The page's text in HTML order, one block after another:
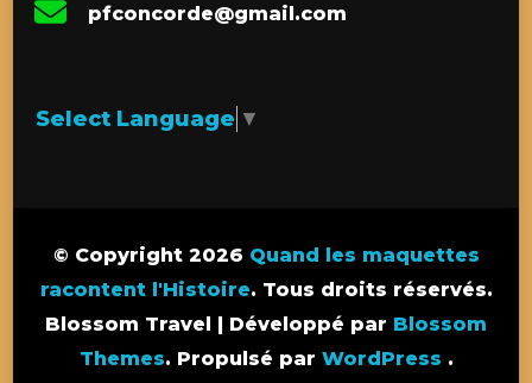
pfconcorde@gmail.com
Select Language ▼
© Copyright 2026 Quand les maquettes
racontent l'Histoire. Tous droits réservés.
Blossom Travel | Développé par Blossom
Themes. Propulsé par WordPress .